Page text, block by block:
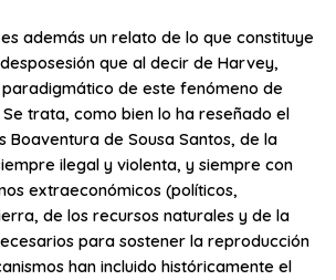
además un relato de lo que constituye
que al decir de Harvey,
paradigmático de este fenómeno de
trata, como bien lo ha reseñado el
Boaventura de Sousa Santos, de la
ilegal y violenta, y siempre con
extraeconómicos (políticos,
de los recursos naturales y de la
para sostener la reproducción
han incluido históricamente el